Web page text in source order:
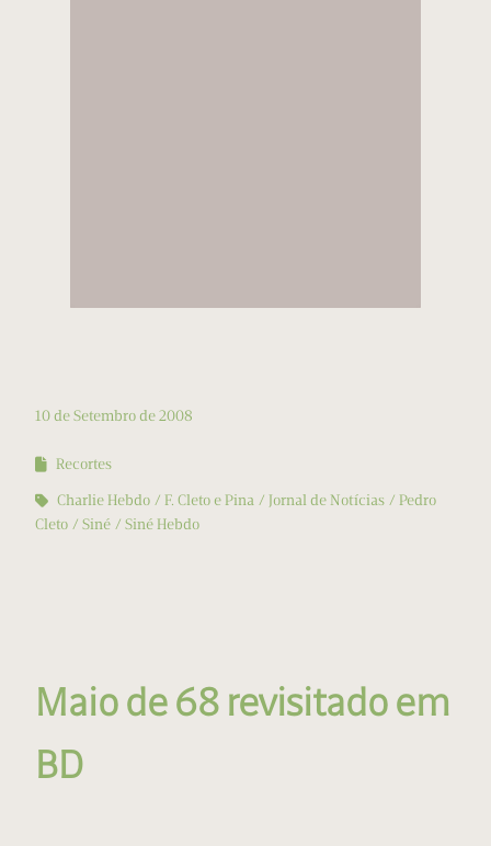
10 de Setembro de 2008
Recortes
Charlie Hebdo
F. Cleto e Pina Jornal de Notícias
Pedro
Cleto
Siné Siné Hebdo
Maio de 68 revisitado em
BD